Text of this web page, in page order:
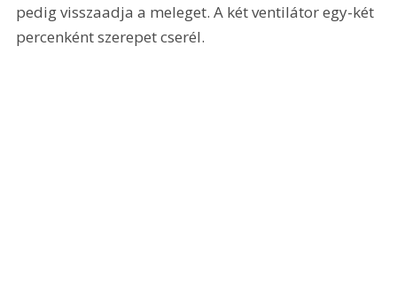
pedig visszaadja a meleget. A két ventilátor egy-két
percenként szerepet cserél.